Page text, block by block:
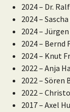
2024 – Dr.
2024 –
2024 –
2024 – Bernd
2024 – Knut
2022 – Anja
2022 – Sören
2022 –
2017 – Axel